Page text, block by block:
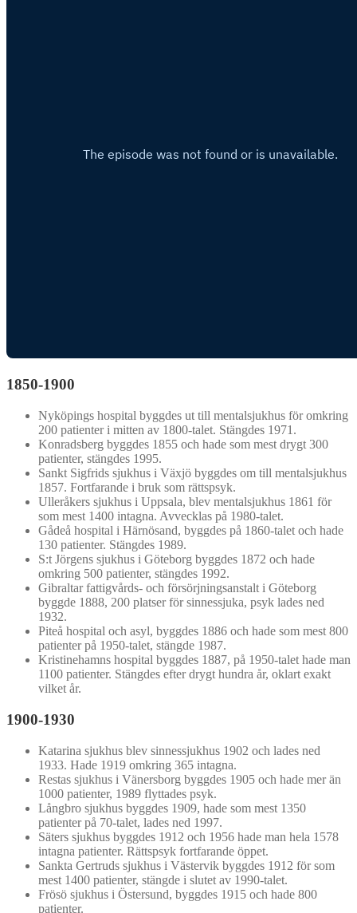
1850-1900
Nyköpings hospital byggdes ut till mentalsjukhus för omkring
200 patienter i mitten av 1800-talet. Stängdes 1971.
Konradsberg byggdes 1855 och hade som mest drygt 300
patienter, stängdes 1995.
Sankt Sigfrids sjukhus i Växjö byggdes om till mentalsjukhus
1857. Fortfarande i bruk som rättspsyk.
Ulleråkers sjukhus i Uppsala, blev mentalsjukhus 1861 för
som mest 1400 intagna. Avvecklas på 1980-talet.
Gådeå hospital i Härnösand, byggdes på 1860-talet och hade
130 patienter. Stängdes 1989.
S:t Jörgens sjukhus i Göteborg byggdes 1872 och hade
omkring 500 patienter, stängdes 1992.
Gibraltar fattigvårds- och försörjningsanstalt i Göteborg
byggde 1888, 200 platser för sinnessjuka, psyk lades ned
1932.
Piteå hospital och asyl, byggdes 1886 och hade som mest 800
patienter på 1950-talet, stängde 1987.
Kristinehamns hospital byggdes 1887, på 1950-talet hade man
1100 patienter. Stängdes efter drygt hundra år, oklart exakt
vilket år.
1900-1930
Katarina sjukhus blev sinnessjukhus 1902 och lades ned
1933. Hade 1919 omkring 365 intagna.
Restas sjukhus i Vänersborg byggdes 1905 och hade mer än
1000 patienter, 1989 flyttades psyk.
Långbro sjukhus byggdes 1909, hade som mest 1350
patienter på 70-talet, lades ned 1997.
Säters sjukhus byggdes 1912 och 1956 hade man hela 1578
intagna patienter. Rättspsyk fortfarande öppet.
Sankta Gertruds sjukhus i Västervik byggdes 1912 för som
mest 1400 patienter, stängde i slutet av 1990-talet.
Frösö sjukhus i Östersund, byggdes 1915 och hade 800
patienter.